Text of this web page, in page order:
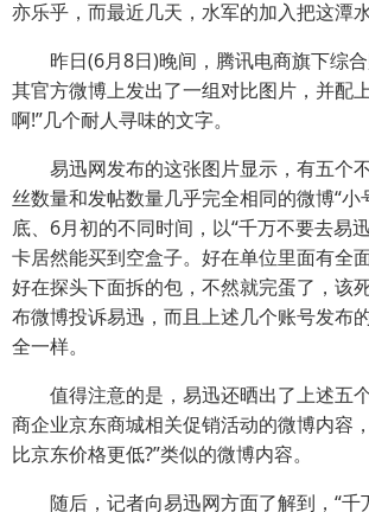
亦乐乎，而最近几天，水军的加入把这潭
昨日(6月8日)晚间，腾讯电商旗下综合
其官方微博上发出了一组对比图片，并配
啊!”几个耐人寻味的文字。
易迅网发布的这张图片显示，有五个
丝数量和发帖数量几乎完全相同的微博“小
底、6月初的不同时间，以“千万不要去易
卡居然能买到空盒子。好在单位里面有全
好在探头下面拆的包，不然就完蛋了，该
布微博投诉易迅，而且上述几个账号发布
全一样。
值得注意的是，易迅还晒出了上述五
商企业京东商城相关促销活动的微博内容
比京东价格更低?”类似的微博内容。
随后，记者向易迅网方面了解到，“千